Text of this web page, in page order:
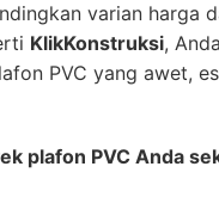
varian harga
KlikKonstruksi,
PVC yang awet,
plafon PVC Anda